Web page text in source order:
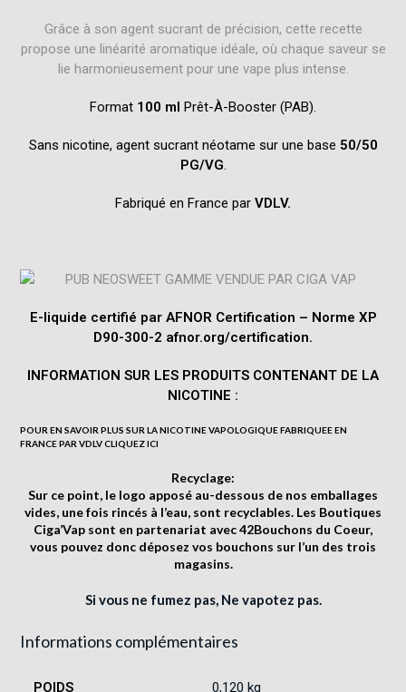
Grâce à son agent sucrant de précision, cette recette
propose une linéarité aromatique idéale, où chaque saveur se
lie harmonieusement pour une vape plus intense.
Format 100 ml Prêt-À-Booster (PAB).
Sans nicotine, agent sucrant néotame sur une base 50/50
PG/VG
Fabriqué en France par VDLV.
E-liquide certifié par AFNOR Certification – Norme XP
D90-300-2 afnor.org/certification.
INFORMATION SUR LES PRODUITS CONTENANT DE LA
NICOTINE :
POUR EN SAVOIR PLUS SUR LA NICOTINE VAPOLOGIQUE FABRIQUEE EN
FRANCE PAR VDLVCLIQUEZ ICI
Recyclage:
Sur ce point, le logo apposé au-dessous de nos emballages
vides, une fois rincés à l’eau, sont recyclables. Les Boutiques
Ciga’Vap sont en partenariat avec42Bouchons du Coeur,
vous pouvez donc déposez vos bouchons sur l’un des trois
magasins.
Si vous ne fumez pas, Ne vapotez pas.
Informations complémentaires
POIDS 0,120 kg